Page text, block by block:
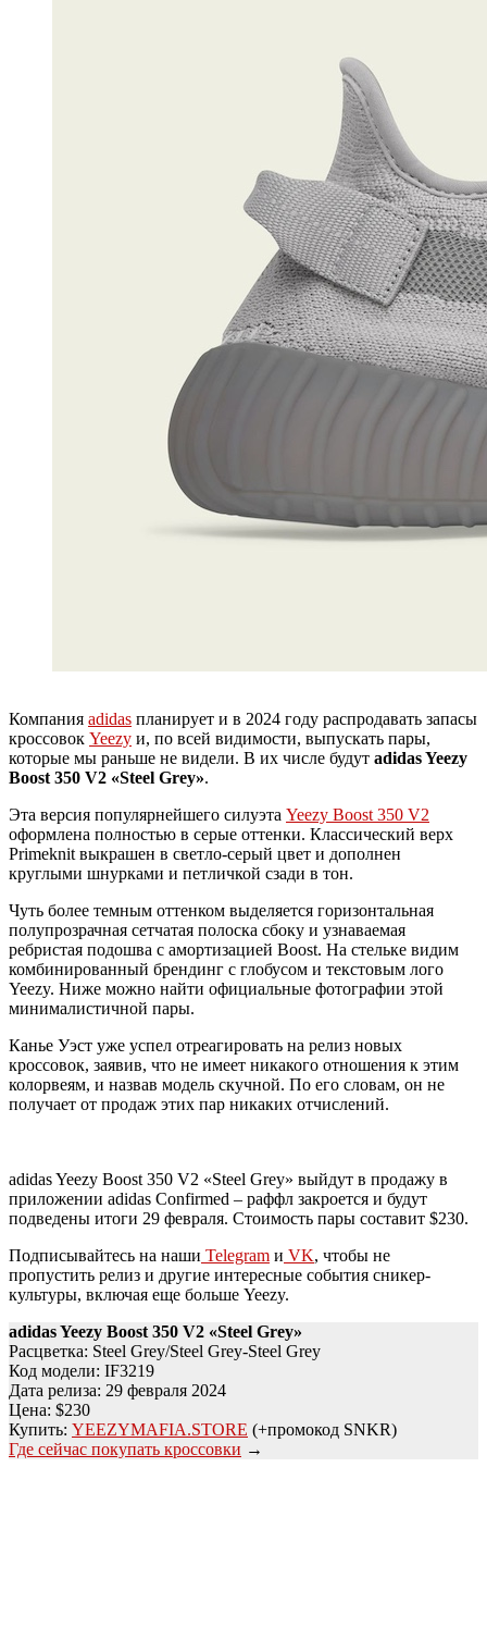
Компания adidas планирует и в 2024 году распродавать запасы
кроссовок Yeezy и, по всей видимости, выпускать пары,
которые мы раньше не видели. В их числе будут adidas Yeezy
Boost 350 V2 «Steel Grey».
Эта версия популярнейшего силуэта Yeezy Boost 350 V2
оформлена полностью в серые оттенки. Классический верх
Primeknit выкрашен в светло-серый цвет и дополнен
круглыми шнурками и петличкой сзади в тон.
Чуть более темным оттенком выделяется горизонтальная
полупрозрачная сетчатая полоска сбоку и узнаваемая
ребристая подошва с амортизацией Boost. На стельке видим
комбинированный брендинг с глобусом и текстовым лого
Yeezy. Ниже можно найти официальные фотографии этой
минималистичной пары.
Канье Уэст уже успел отреагировать на релиз новых
кроссовок, заявив, что не имеет никакого отношения к этим
колорвеям, и назвав модель скучной. По его словам, он не
получает от продаж этих пар никаких отчислений.
adidas Yeezy Boost 350 V2 «Steel Grey» выйдут в продажу в
приложении adidas Confirmed – раффл закроется и будут
подведены итоги 29 февраля. Стоимость пары составит $230.
Подписывайтесь на наши Telegram и VK, чтобы не
пропустить релиз и другие интересные события сникер-
культуры, включая еще больше Yeezy.
adidas Yeezy Boost 350 V2 «Steel Grey»
Расцветка: Steel Grey/Steel Grey-Steel Grey
Код модели: IF3219
Дата релиза: 29 февраля 2024
Цена: $230
Купить: YEEZYMAFIA.STORE (+промокод SNKR)
Где сейчас покупать кроссовки →